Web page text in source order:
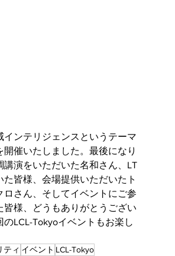
インテリジェンスというテーマ
開催いたしました。最後になり
講演をいただいた名和さん、LT
た皆様、会場提供いただいたト
ロさん、そしてイベントにご参
皆様、どうもありがとうござい
のLCL-Tokyoイベントもお楽し
ティ イベント LCL-Tokyo